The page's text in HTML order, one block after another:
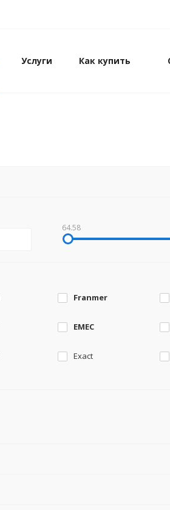
Услуги Как купить
64.58
Franmer
EMEC
Exact